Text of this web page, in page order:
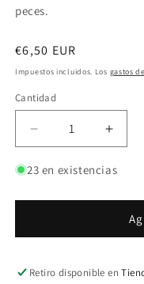
peces.
Precio
habitual
€6,50 EUR
Impuestos incluidos. Los gastos
Cantidad
Reducir
cantidad
para
Baits
Z
Selectos
para
Baits
Z
23 en existencias
Retiro disponible en